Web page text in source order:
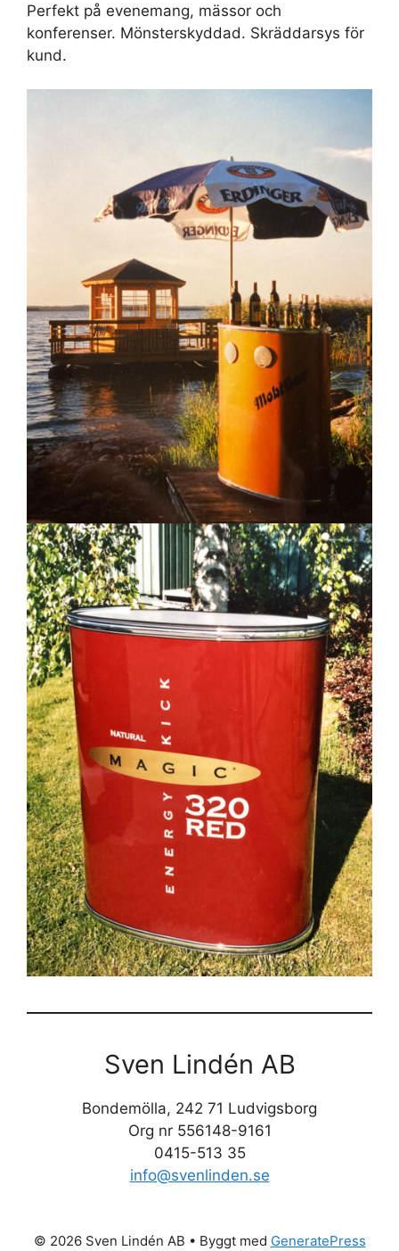
Perfekt på evenemang, mässor och
konferenser. Mönsterskyddad. Skräddarsys för
kund.
Sven Lindén AB
Bondemölla, 242 71 Ludvigsborg
Org nr 556148-9161
0415-513 35
info@svenlinden.se
© 2026 Sven Lindén AB • Byggt med GeneratePress